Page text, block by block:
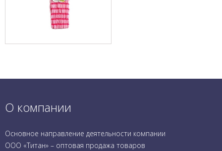
О компании
Основное направление деятельности компании
ООО «Титан» – оптовая продажа товаров